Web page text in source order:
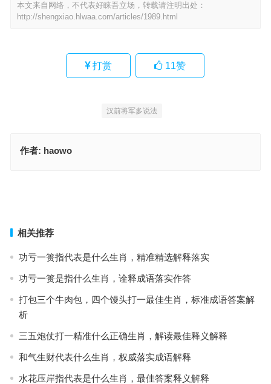
本文来自网络，不代表好睐吾立场，转载请注明出处：
http://shengxiao.hlwaa.com/articles/1989.html
打赏 11赞
汉前将军多说法
作者: haowo
相关推荐
功亏一篑指代表是什么生肖，精准精选解释落实
功亏一篑是指什么生肖，诠释成语落实作答
打包三个牛肉包，四个馒头打一最佳生肖，标准成语答案解
析
三五炮仗打一精准什么正确生肖，解读最佳释义解释
和气生财代表什么生肖，权威落实成语解释
水花压岸指代表是什么生肖，最佳答案释义解释